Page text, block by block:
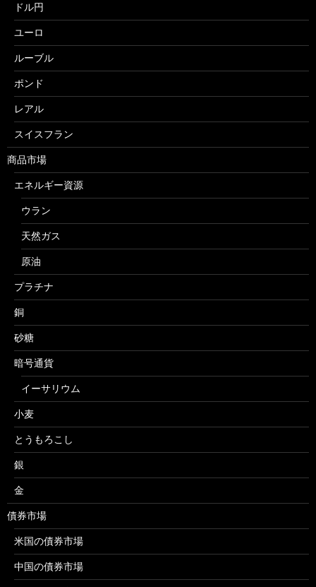
ドル円
ユーロ
ルーブル
ポンド
レアル
スイスフラン
商品市場
エネルギー資源
ウラン
天然ガス
原油
プラチナ
銅
砂糖
暗号通貨
イーサリウム
小麦
とうもろこし
銀
金
債券市場
米国の債券市場
中国の債券市場